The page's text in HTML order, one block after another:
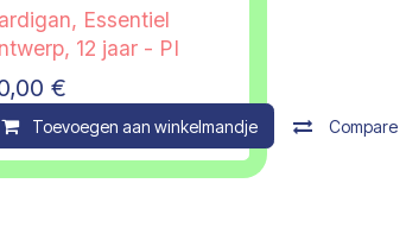
Compare
Essentiel
12 jaar - PI
€
Toevoegen aan winkelmandje Compare